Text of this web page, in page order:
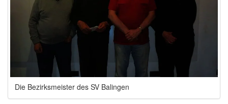
Die Bezirksmeister des SV Balingen